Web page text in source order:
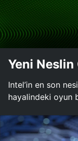
Yeni Neslin
Intel’in en son
hayalindeki oyun